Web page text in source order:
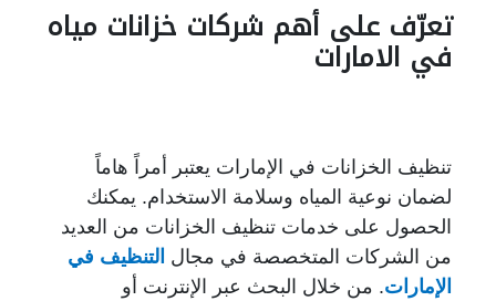
تعرّف على أهم شركات خزانات مياه
في الامارات
تنظيف الخزانات في الإمارات يعتبر أمراً هاماً
لضمان نوعية المياه وسلامة الاستخدام. يمكنك
الحصول على خدمات تنظيف الخزانات من العديد
من الشركات المتخصصة في مجال التنظيف في
الإمارات. من خلال البحث عبر الإنترنت أو